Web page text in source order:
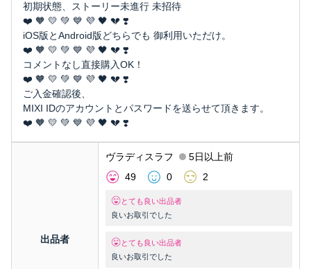
初期状態、ストーリー未進行 未招待
❤️ 🧡 💛 💚 💙 💜 🖤 💔 ❣️
iOS版とAndroid版どちらでも 御利用いただけ。
❤️ 🧡 💛 💚 💙 💜 🖤 💔 ❣️
コメントなし直接購入OK！
❤️ 🧡 💛 💚 💙 💜 🖤 💔 ❣️
ご入金確認後、
MIXI IDのアカウントとパスワードを送らせて頂きます。
❤️ 🧡 💛 💚 💙 💜 🖤 💔 ❣️
出品者
ヴラディスラフ
5日以上前
49
0 2
とても良い出品者
良いお取引でした
とても良い出品者
良いお取引でした